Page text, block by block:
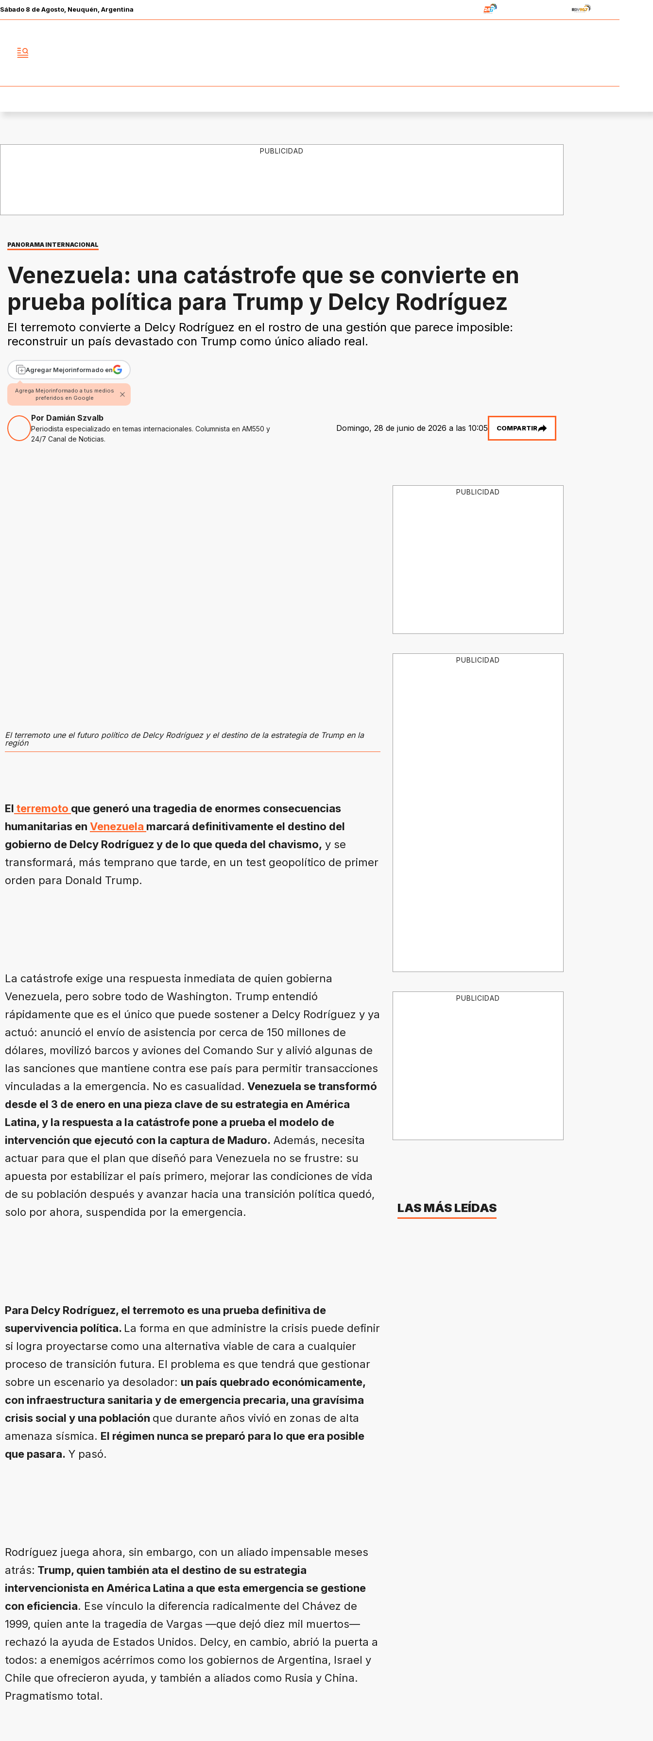
Sábado 8 deAgosto , Neuquén, Argentina
PUBLICIDAD
PANORAMA INTERNACIONAL
Venezuela: una catástrofe que se convierte en
prueba política para Trump y Delcy Rodríguez
El terremoto convierte a Delcy Rodríguez en el rostro de una gestión que parece imposible:
reconstruir un país devastado con Trump como único aliado real.
Agregar Mejorinformado en
Agrega Mejorinformado a tus medios
preferidos en Google
Por Damián Szvalb
Periodista especializado en temas internacionales. Columnista en AM550 y
24/7 Canal de Noticias.
Domingo, 28 de junio de 2026 a las 10:05 COMPARTIR
El terremoto une el futuro político de Delcy Rodríguez y el destino de la estrategia de Trump en la
región
El terremoto que generó una tragedia de enormes consecuencias
humanitarias en Venezuela marcará definitivamente el destino del
gobierno de Delcy Rodríguez y de lo que queda del chavismo, y se
transformará, más temprano que tarde, en un test geopolítico de primer
orden para Donald Trump.
La catástrofe exige una respuesta inmediata de quien gobierna
Venezuela, pero sobre todo de Washington. Trump entendió
rápidamente que es el único que puede sostener a Delcy Rodríguez y ya
actuó: anunció el envío de asistencia por cerca de 150 millones de
dólares, movilizó barcos y aviones del Comando Sur y alivió algunas de
las sanciones que mantiene contra ese país para permitir transacciones
vinculadas a la emergencia. No es casualidad. Venezuela se transformó
desde el 3 de enero en una pieza clave de su estrategia en América
Latina, y la respuesta a la catástrofe pone a prueba el modelo de
intervención que ejecutó con la captura de Maduro. Además, necesita
actuar para que el plan que diseñó para Venezuela no se frustre: su
apuesta por estabilizar el país primero, mejorar las condiciones de vida
de su población después y avanzar hacia una transición política quedó,
solo por ahora, suspendida por la emergencia.
Para Delcy Rodríguez, el terremoto es una prueba definitiva de
supervivencia política. La forma en que administre la crisis puede definir
si logra proyectarse como una alternativa viable de cara a cualquier
proceso de transición futura. El problema es que tendrá que gestionar
sobre un escenario ya desolador: un país quebrado económicamente,
con infraestructura sanitaria y de emergencia precaria, una gravísima
crisis social y una población que durante años vivió en zonas de alta
amenaza sísmica. El régimen nunca se preparó para lo que era posible
que pasara. Y pasó.
Rodríguez juega ahora, sin embargo, con un aliado impensable meses
atrás: Trump, quien también ata el destino de su estrategia
intervencionista en América Latina a que esta emergencia se gestione
con eficiencia. Ese vínculo la diferencia radicalmente del Chávez de
1999, quien ante la tragedia de Vargas —que dejó diez mil muertos—
rechazó la ayuda de Estados Unidos. Delcy, en cambio, abrió la puerta a
todos: a enemigos acérrimos como los gobiernos de Argentina, Israel y
Chile que ofrecieron ayuda, y también a aliados como Rusia y China.
Pragmatismo total.
PUBLICIDAD
PUBLICIDAD
PUBLICIDAD
LAS MÁS LEÍDAS